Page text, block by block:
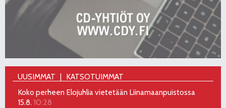
UUSIMMAT
KATSOTUIMMAT
Koko perheen Elojuhlia vietetään Liinamaanpuistossa
15.8. 10:28